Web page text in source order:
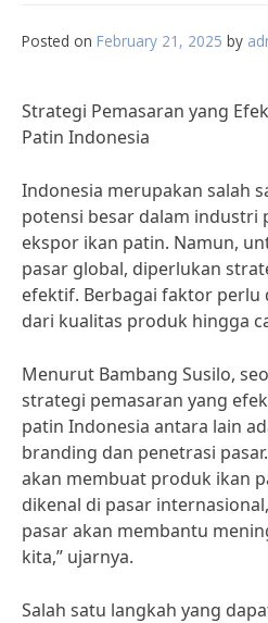
Posted on February 21, 2025 by
Strategi Pemasaran yang
Patin Indonesia
Indonesia merupakan salah
potensi besar dalam industri
ekspor ikan patin. Namun,
pasar global, diperlukan
efektif. Berbagai faktor
dari kualitas produk hingga
Menurut Bambang Susilo,
strategi pemasaran yang
patin Indonesia antara lain
branding dan penetrasi
akan membuat produk ikan
dikenal di pasar
pasar akan membantu
kita,” ujarnya.
Salah satu langkah yang